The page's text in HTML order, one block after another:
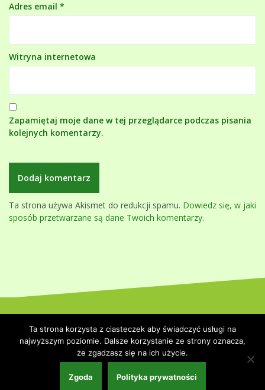
Adres email *
Witryna internetowa
Zapamiętaj moje dane w tej przeglądarce podczas pisania
kolejnych komentarzy.
Ta strona używa Akismet do redukcji spamu. Dowiedz się, w jaki
sposób przetwarzane są dane Twoich komentarzy.
Themeisle.
Strona główna
Polityka prywatności
Współpraca i kontakt
Ta strona korzysta z ciasteczek aby świadczyć usługi na
najwyższym poziomie. Dalsze korzystanie ze strony oznacza,
że zgadzasz się na ich użycie.
Zgoda Polityka prywatności